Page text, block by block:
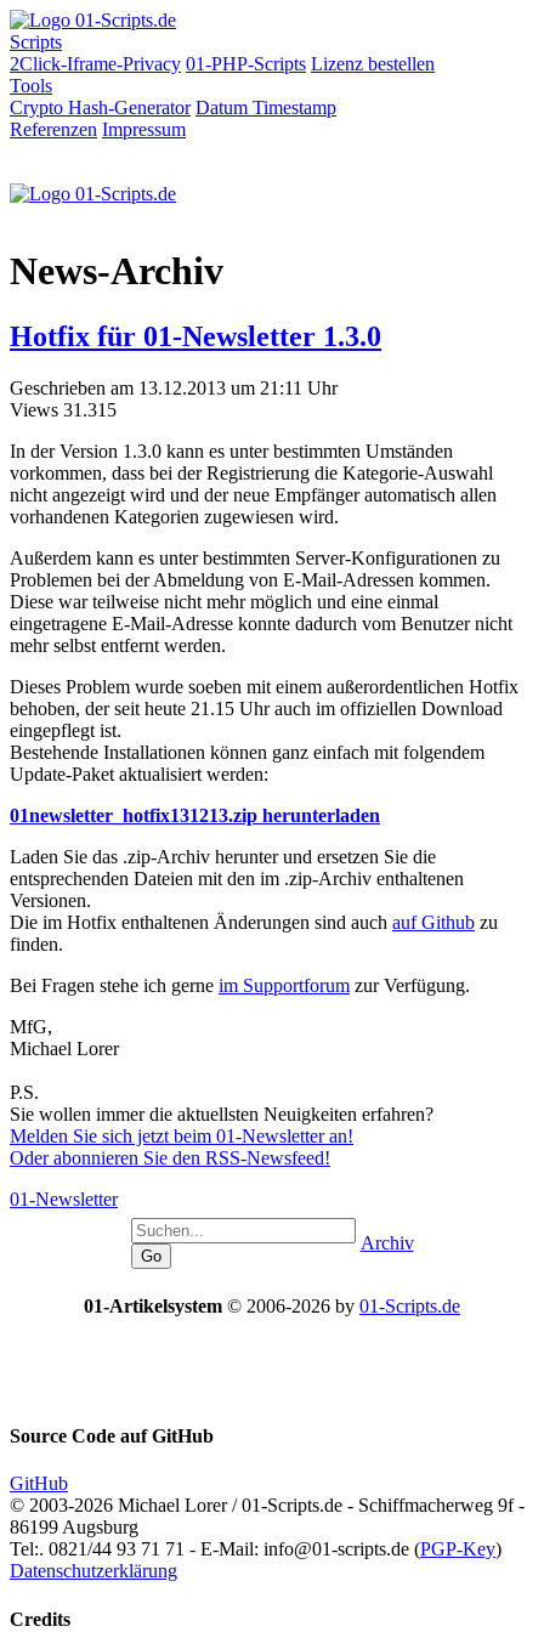
Scripts
2Click-Iframe-Privacy 01-PHP-Scripts Lizenz bestellen
Tools
Crypto Hash-Generator Datum Timestamp
Referenzen Impressum
News-Archiv
Hotfix für 01-Newsletter 1.3.0
Geschrieben am 13.12.2013 um 21:11 Uhr
Views 31.315
In der Version 1.3.0 kann es unter bestimmten Umständen
vorkommen, dass bei der Registrierung die Kategorie-Auswahl
nicht angezeigt wird und der neue Empfänger automatisch allen
vorhandenen Kategorien zugewiesen wird.
Außerdem kann es unter bestimmten Server-Konfigurationen zu
Problemen bei der Abmeldung von E-Mail-Adressen kommen.
Diese war teilweise nicht mehr möglich und eine einmal
eingetragene E-Mail-Adresse konnte dadurch vom Benutzer nicht
mehr selbst entfernt werden.
Dieses Problem wurde soeben mit einem außerordentlichen Hotfix
behoben, der seit heute 21.15 Uhr auch im offiziellen Download
eingepflegt ist.
Bestehende Installationen können ganz einfach mit folgendem
Update-Paket aktualisiert werden:
01newsletter_hotfix131213.zip herunterladen
Laden Sie das .zip-Archiv herunter und ersetzen Sie die
entsprechenden Dateien mit den im .zip-Archiv enthaltenen
Versionen.
Die im Hotfix enthaltenen Änderungen sind auch auf Github zu
finden.
Bei Fragen stehe ich gerne im Supportforum zur Verfügung.
MfG,
Michael Lorer
P.S.
Sie wollen immer die aktuellsten Neuigkeiten erfahren?
Melden Sie sich jetzt beim 01-Newsletter an!
Oder abonnieren Sie den RSS-Newsfeed!
01-Newsletter
Archiv
01-Artikelsystem © 2006-2026 by 01-Scripts.de
Source Code aufGitHub
GitHub
© 2003-2026 Michael Lorer / 01-Scripts.de - Schiffmacherweg 9f -
86199 Augsburg
Tel:. 0821/44 93 71 71 - E-Mail: info@01-scripts.de (PGP-Key)
Datenschutzerklärung
Credits